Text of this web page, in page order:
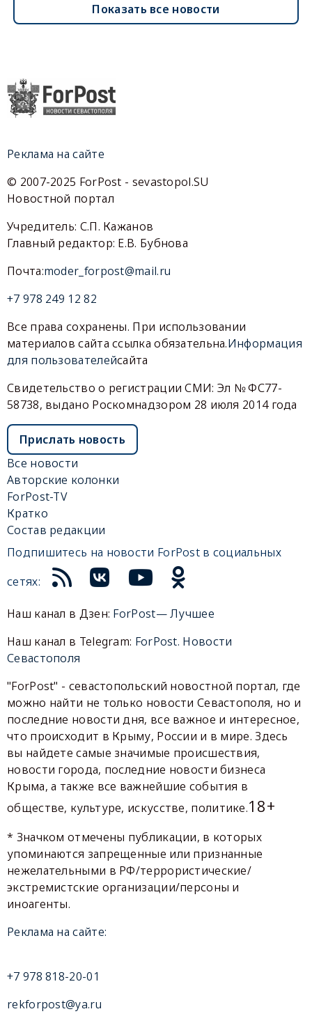
Показать все новости
Реклама на сайте
© 2007-2025 ForPost - sevastopol.SU
Новостной портал
Учредитель: С.П. Кажанов
Главный редактор: Е.В. Бубнова
Почта:moder_forpost@mail.ru
+7 978 249 12 82
Все права сохранены. При использовании
материалов сайта ссылка обязательна.Информация
для пользователейсайта
Свидетельство о регистрации СМИ: Эл № ФС77-
58738, выдано Роскомнадзором 28 июля 2014 года
Прислать новость
Все новости
Авторские колонки
ForPost-TV
Кратко
Состав редакции
Подпишитесь на новости ForPost в социальных
сетях:
Наш канал в Дзен: ForPost— Лучшее
Наш канал в Telegram: ForPost. Новости
Севастополя
"ForPost" - севастопольский новостной портал, где
можно найти не только новости Севастополя, но и
последние новости дня, все важное и интересное,
что происходит в Крыму, России и в мире. Здесь
вы найдете самые значимые происшествия,
новости города, последние новости бизнеса
Крыма, а также все важнейшие события в
обществе, культуре, искусстве, политике.18+
* Значком отмечены публикации, в которых
упоминаются запрещенные или признанные
нежелательными в РФ/террористические/
экстремистские организации/персоны и
иноагенты.
Реклама на сайте:
+7 978 818-20-01
rekforpost@ya.ru